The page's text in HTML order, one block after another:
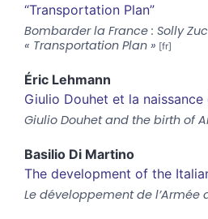
“Transportation Plan”
Bombarder la France : Solly
« Transportation Plan »
Éric Lehmann
Giulio Douhet et la naissance
Giulio Douhet and the birth of
Basilio Di Martino
The development of the
Le développement de l’Armée